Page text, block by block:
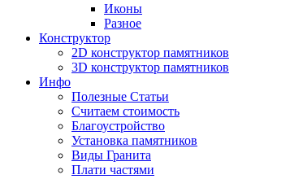
Иконы
Разное
Конструктор
2D конструктор памятников
3D конструктор памятников
Инфо
Полезные Статьи
Считаем стоимость
Благоустройство
Установка памятников
Виды Гранита
Плати частями